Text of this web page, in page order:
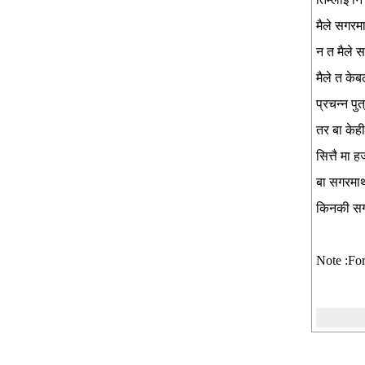
मैले
न त मैले
मैले त
प्रचन्न
तर बा केही
सित्तै मा
बा
किनकी
Note